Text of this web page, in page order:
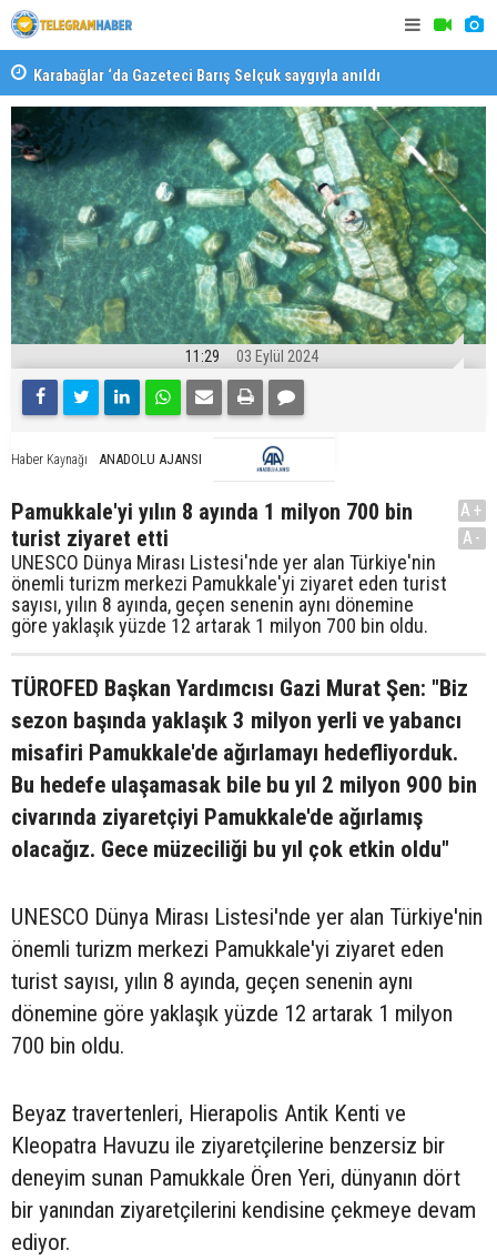
Karabağlar ‘da Gazeteci Barış Selçuk saygıyla anıldı
11:29 03 Eylül 2024
Haber Kaynağı ANADOLU AJANSI
Pamukkale'yi yılın 8 ayında 1 milyon 700 bin
turist ziyaret etti
UNESCO Dünya Mirası Listesi'nde yer alan Türkiye'nin
önemli turizm merkezi Pamukkale'yi ziyaret eden turist
sayısı, yılın 8 ayında, geçen senenin aynı dönemine
göre yaklaşık yüzde 12 artarak 1 milyon 700 bin oldu.
A+
A-
TÜROFED Başkan Yardımcısı Gazi Murat Şen: "Biz
sezon başında yaklaşık 3 milyon yerli ve yabancı
misafiri Pamukkale'de ağırlamayı hedefliyorduk.
Bu hedefe ulaşamasak bile bu yıl 2 milyon 900 bin
civarında ziyaretçiyi Pamukkale'de ağırlamış
olacağız. Gece müzeciliği bu yıl çok etkin oldu"
UNESCO Dünya Mirası Listesi'nde yer alan Türkiye'nin
önemli turizm merkezi Pamukkale'yi ziyaret eden
turist sayısı, yılın 8 ayında, geçen senenin aynı
dönemine göre yaklaşık yüzde 12 artarak 1 milyon
700 bin oldu.
Beyaz travertenleri, Hierapolis Antik Kenti ve
Kleopatra Havuzu ile ziyaretçilerine benzersiz bir
deneyim sunan Pamukkale Ören Yeri, dünyanın dört
bir yanından ziyaretçilerini kendisine çekmeye devam
ediyor.